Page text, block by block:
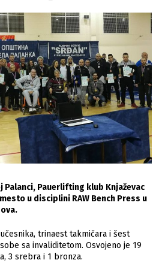
Palanci, Pauerlifting klub Knjaževac
u disciplini RAW Bench Press u
trinaest takmičara i šest
sa invaliditetom. Osvojeno je 19
3 srebra i 1 bronza.